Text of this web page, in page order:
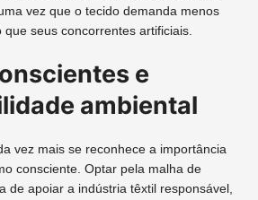
vez que o tecido demanda menos
seus concorrentes artificiais.
e
ambiental
vez mais se reconhece a importância
consciente. Optar pela malha de
de apoiar a indústria têxtil responsável,